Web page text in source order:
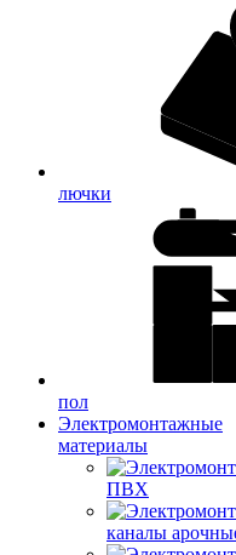
лючки
пол
Электромонтажные
материалы
ПВХ
каналы